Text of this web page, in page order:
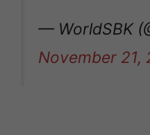
— WorldSBK
November 21,